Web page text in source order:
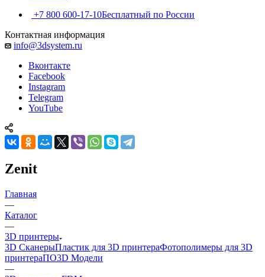
+7 800 600-17-10Бесплатный по России
Контактная информация
info@3dsystem.ru
Вконтакте
Facebook
Instagram
Telegram
YouTube
Zenit
Главная
—
Каталог
—
3D принтеры
3D СканерыПластик для 3D принтераФотополимеры для 3D
принтераПО3D Модели
—